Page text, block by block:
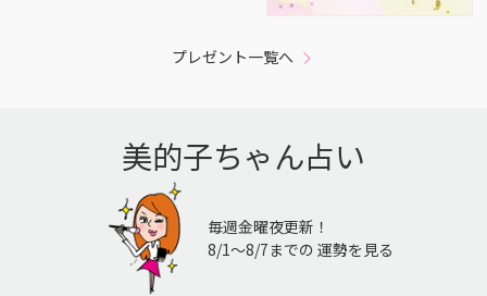
プレゼント一覧へ
美的子ちゃん占い
毎週金曜夜更新！
8/1〜8/7までの 運勢を見る